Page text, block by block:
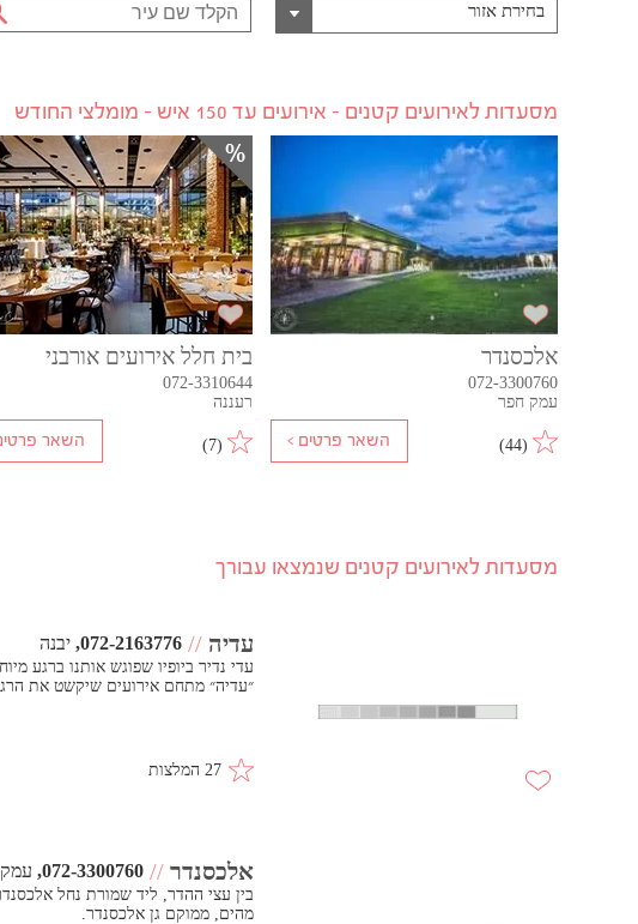
בחירת אזור
מסעדות לאירועים קטנים - אירועים עד 150 איש - מומלצי החודש
אלכסנדר
072-3300760
עמק חפר
(
44
)
בית חלל אירועים אורבני
072-3310644
רעננה
(
7
)
מסעדות לאירועים קטנים שנמצאו עבורך
עדיה //
072-2163776 יבנה
עדי נדיר ביופיו שפוגש אותנו ברגע
״עדיה״ מתחם אירועים שיקשט את
27 המלצות
אלכסנדר //
072-3300760
בין עצי ההדר, ליד שמורת נחל
מהים, ממוקם גן אלכסנדר.